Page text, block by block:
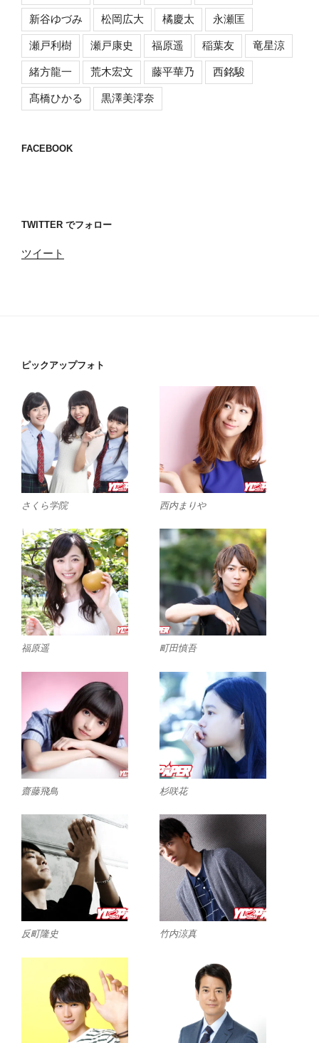
新谷ゆづみ 松岡広大 橘慶太 永瀬匡
瀬戸利樹 瀬戸康史 福原遥 稲葉友 竜星涼
緒方龍一 荒木宏文 藤平華乃 西銘駿
髙橋ひかる 黒澤美澪奈
FACEBOOK
TWITTER でフォロー
ツイート
ピックアップフォト
さくら学院 西内まりや
福原遥 町田慎吾
齋藤飛鳥 杉咲花
反町隆史 竹内涼真